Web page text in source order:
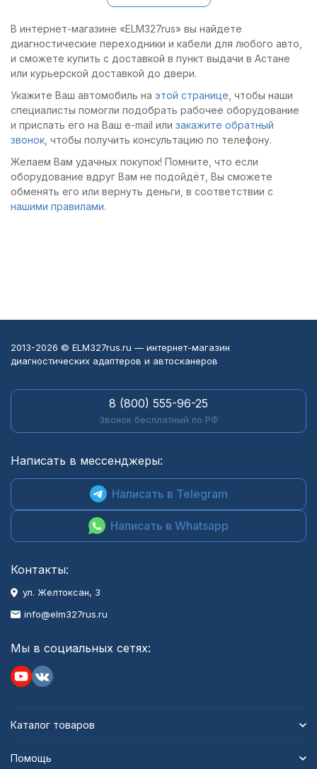
контакты работают
В интернет-магазине «ELM327rus» вы найдете
диагностические переходники и кабели для любого авто,
и сможете купить с доставкой в пункт выдачи в Астане
или курьерской доставкой до двери.
Укажите Ваш автомобиль на этой странице , чтобы наши
специалисты помогли подобрать рабочее оборудование
и прислать его на Ваш e-mail или закажите обратный
звонок , чтобы получить консультацию по телефону.
Желаем Вам удачных покупок! Помните, что если
оборудование вдруг Вам не подойдёт, Вы сможете
обменять его или вернуть деньги, в соответствии с
нашими правилами.
2013-2026 © ELM327rus.ru — интернет-магазин
диагностических адаптеров и автосканеров
8 (800) 555-96-25
Звонок бесплатный по РФ
Написать в мессенджеры:
Написать в Telegram
Написать в Whatsapp
Контакты:
ул. Желтоксан, 3
info@elm327rus.ru
Мы в социальных сетях:
Каталог товаров
Помощь